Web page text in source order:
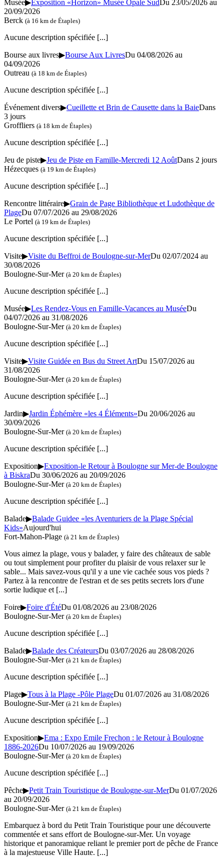
Musée▶Exposition «Horizon» Musée Opale Sud Du 23/05/2026 au
20/09/2026
Berck (à 16 km de Étaples)
Aucune description spécifiée [...]
Bourse aux livres▶Bourse Aux LivresDu 04/08/2026 au
04/09/2026
Outreau (à 18 km de Étaples)
Aucune description spécifiée [...]
Événement divers▶Cueillette et Brin de Causette dans la BaieDans
3 jours
Groffliers (à 18 km de Étaples)
Aucune description spécifiée [...]
Jeu de piste▶Jeu de Piste en Famille-Mercredi 12 AoûtDans 2 jours
Hézecques (à 19 km de Étaples)
Aucune description spécifiée [...]
Rencontre littéraire▶Grain de Page Bibliothèque et Ludothèque de
PlageDu 07/07/2026 au 29/08/2026
Le Portel (à 19 km de Étaples)
Aucune description spécifiée [...]
Visite▶Visite du Beffroi de Boulogne-sur-MerDu 02/07/2024 au
30/08/2026
Boulogne-Sur-Mer (à 20 km de Étaples)
Aucune description spécifiée [...]
Musée▶Les Rendez-Vous en Famille-Vacances au MuséeDu
04/07/2026 au 31/08/2026
Boulogne-Sur-Mer (à 20 km de Étaples)
Aucune description spécifiée [...]
Visite▶Visite Guidée en Bus du Street ArtDu 15/07/2026 au
31/08/2026
Boulogne-Sur-Mer (à 20 km de Étaples)
Aucune description spécifiée [...]
Jardin▶Jardin Éphémère «les 4 Éléments»Du 20/06/2026 au
30/09/2026
Boulogne-Sur-Mer (à 20 km de Étaples)
Aucune description spécifiée [...]
Exposition▶Exposition-le Retour à Boulogne sur Mer-de Boulogne
à BiskraDu 30/06/2026 au 20/09/2026
Boulogne-Sur-Mer (à 20 km de Étaples)
Aucune description spécifiée [...]
Balade▶Balade Guidee «les Aventuriers de la Plage Spécial
Kids»Aujourd'hui
Fort-Mahon-Plage (à 21 km de Étaples)
Vous aimez la plage, vous y balader, y faire des châteaux de sable
ou tout simplement pour profiter du plaisir de vous relaxer sur le
sable... Mais savez-vous qu'il y a une vie cachée sous vos pieds ?
Partez à la rencontre de l'estran et de ses petits secrets lors d'une
sortie ludique et [...]
Foire▶Foire d'ÉtéDu 01/08/2026 au 23/08/2026
Boulogne-Sur-Mer (à 20 km de Étaples)
Aucune description spécifiée [...]
Balade▶Balade des CréateursDu 03/07/2026 au 28/08/2026
Boulogne-Sur-Mer (à 21 km de Étaples)
Aucune description spécifiée [...]
Plage▶Tous à la Plage -Pôle PlageDu 01/07/2026 au 31/08/2026
Boulogne-Sur-Mer (à 21 km de Étaples)
Aucune description spécifiée [...]
Exposition▶Ema : Expo Emile Frechon : le Retour à Boulogne
1886-2026Du 10/07/2026 au 19/09/2026
Boulogne-Sur-Mer (à 20 km de Étaples)
Aucune description spécifiée [...]
Pêche▶Petit Train Touristique de Boulogne-sur-MerDu 01/07/2026
au 20/09/2026
Boulogne-Sur-Mer (à 21 km de Étaples)
Embarquez à bord du Petit Train Touristique pour une découverte
commentée et sans effort de Boulogne-sur-Mer. Un voyage
historique et panoramique reliant le premier port de pêche de France
à la majestueuse Ville Haute. [...]